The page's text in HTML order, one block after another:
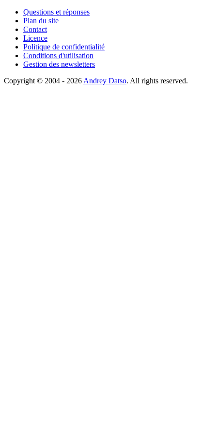
Questions et réponses
Plan du site
Contact
Licence
Politique de confidentialité
Conditions d'utilisation
Gestion des newsletters
Copyright © 2004 - 2026 Andrey Datso. All rights reserved.